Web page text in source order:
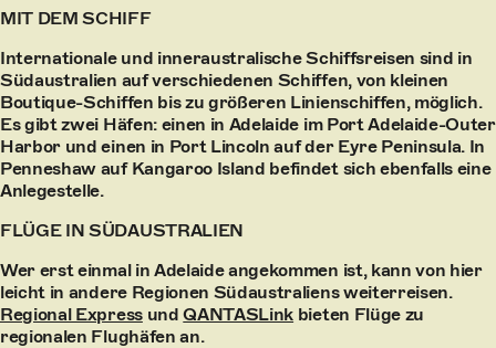
MIT DEM SCHIFF
Internationale und inneraustralische Schiffsreisen sind in
Südaustralien auf verschiedenen Schiffen, von kleinen
Boutique-Schiffen bis zu größeren Linienschiffen, möglich.
Es gibt zwei Häfen: einen in Adelaide im Port Adelaide-Outer
Harbor und einen in Port Lincoln auf der Eyre Peninsula. In
Penneshaw auf Kangaroo Island befindet sich ebenfalls eine
Anlegestelle.
FLÜGE IN SÜDAUSTRALIEN
Wer erst einmal in Adelaide angekommen ist, kann von hier
leicht in andere Regionen Südaustraliens weiterreisen.
Regional ExpressundQANTASLink bieten Flüge zu
regionalen Flughäfen an.